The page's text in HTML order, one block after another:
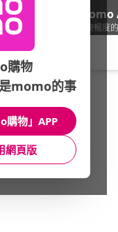
下載momo
給你3倍流暢度
家電/咖啡機/品牌總覽
館長推薦 月銷量
購物
momo的事
購物」APP
網頁版